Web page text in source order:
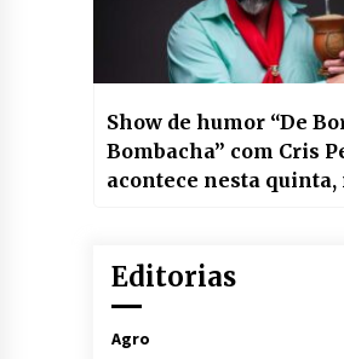
Show de humor “De
Bombacha” com Cris
acontece nesta quinta,
Editorias
Agro